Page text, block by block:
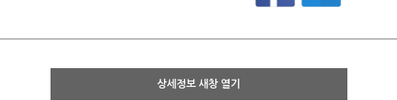
상세정보 새창 열기